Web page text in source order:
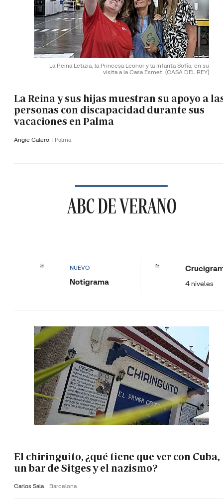
La Reina Letizia, la Princesa Leonor y la Infanta Sofía, en su
visita a la Casa Esmet. (CASA DEL REY)
La Reina y sus hijas muestran su apoyo a
personas con discapacidad durante sus
vacaciones en Palma
Angie Calero Palma
ABC DE VERANO
NUEVO
Notigrama 4 niveles
El chiringuito, ¿qué tiene que ver con Cuba,
un bar de Sitges y el nazismo?
Carlos Sala Barcelona